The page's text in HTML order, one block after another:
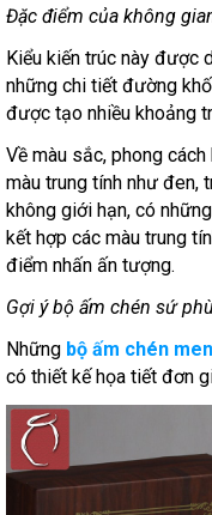
Đặc điểm của không
Kiểu kiến trúc này được
những chi tiết đường
được tạo nhiều khoảng
Về màu sắc, phong
màu trung tính như đen,
không giới hạn, có
kết hợp các màu trung
điểm nhấn ấn tượng.
Gợi ý bộ ấm chén sứ
Những bộ ấm chén
có thiết kế họa tiết đơn